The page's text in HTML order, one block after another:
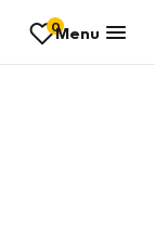
0Menu